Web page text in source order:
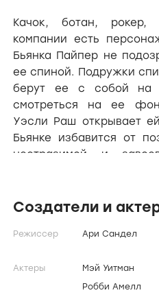
Качок, ботан,
компании есть
Бьянка Пайпер не
ее спиной. Подружки
берут ее с собой на
смотреться на ее
Уэсли Раш открывает
Бьянке избавится от
неотразимой и
Создатели и
Режиссер Ари Сандел
Актеры
Мэй Уитман
Робби Амелл